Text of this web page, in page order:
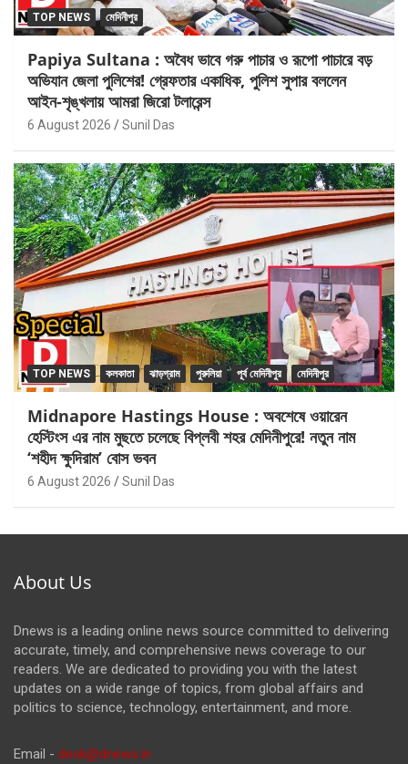
TOP NEWS মেদিনীপুর
Papiya Sultana : অবৈধ ভাবে গরু পাচার ও রূপো পাচারে বড়
অভিযান জেলা পুলিশের! গ্রেফতার একাধিক, পুলিশ সুপার বললেন
আইন-শৃঙ্খলায় আমরা জিরো টলারেন্স
6 August 2026 Sunil Das
TOP NEWS কলকাতা ঝাড়গ্রাম পুরুলিয়া পূর্ব মেদিনীপুর মেদিনীপুর
Midnapore Hastings House : অবশেষে ওয়ারেন
হেস্টিংস এর নাম মুছতে চলেছে বিপ্লবী শহর মেদিনীপুরে! নতুন নাম
‘শহীদ ক্ষুদিরাম’ বোস ভবন
6 August 2026 Sunil Das
About Us
Dnews is a leading online news source committed to delivering
accurate, timely, and comprehensive news coverage to our
readers. We are dedicated to providing you with the latest
updates on a wide range of topics, from global affairs and
politics to science, technology, entertainment, and more.
Email - desk@dnews.in